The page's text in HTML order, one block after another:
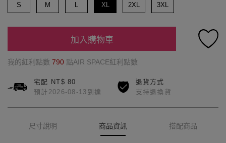
S M L XL 2XL 3XL
加入購物車
我的紅利點數 790 點AIR SPACE紅利點數
宅配 NT$ 80
預計2026-08-13到達
退貨方式
支持退換貨
尺寸說明 商品資訊 搭配商品